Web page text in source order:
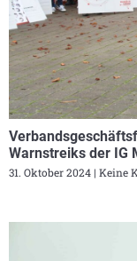
Warnstreiks der IG
31. Oktober 2024 Keine